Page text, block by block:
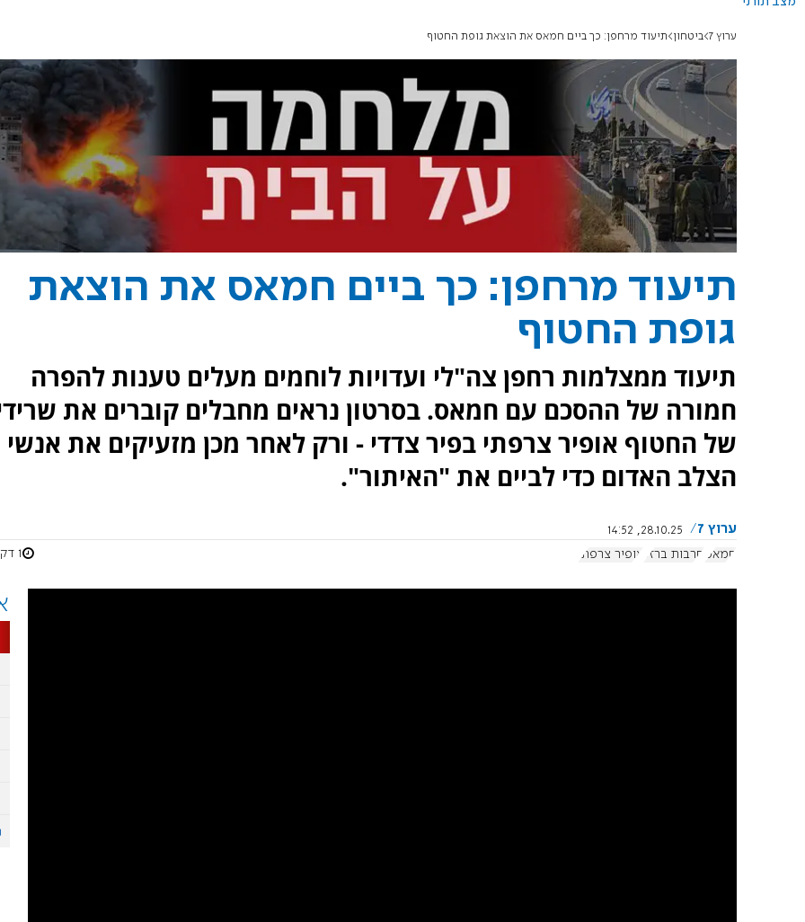
ערוץ 7 ביטחון תיעוד מרחפן: כך ביים חמאס את הוצאת גופת החטוף
תיעוד מרחפן: כך ביים חמאס את הוצאת
גופת החטוף
תיעוד ממצלמות רחפן צה"לי ועדויות לוחמים מעלים טענות להפרה
חמורה של ההסכם עם חמאס. בסרטון נראים מחבלים קוברים את
של החטוף אופיר צרפתי בפיר צדדי - ורק לאחר מכן מזעיקים את אנשי
הצלב האדום כדי לביים את "האיתור".
ערוץ 7
28.10.25, 14:52
חמאס חרבות ברזל אופיר צרפתי 1 דקות